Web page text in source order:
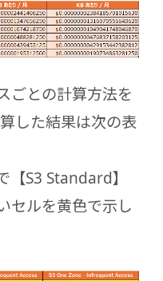
ごとの計算方法を
した結果は次の表
【S3 Standard】
セルを黄色で示し